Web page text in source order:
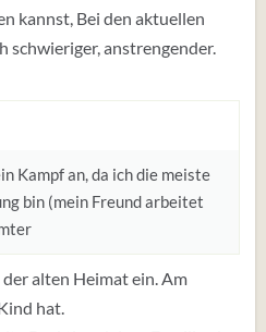
kannst, Bei den aktuellen
schwieriger, anstrengender.
Kampf an, da ich die meiste
bin (mein Freund arbeitet
alten Heimat ein. Am
hat.